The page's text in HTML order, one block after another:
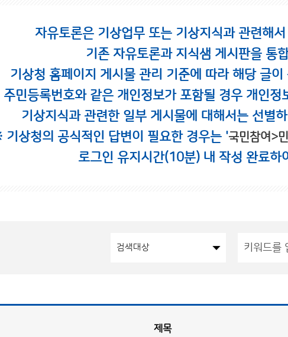
자유토론은 기상업무 또는 기상지식과 관련해
기존 자유토론과 지식샘 게시판을 통
기상청 홈페이지 게시물 관리 기준에 따라 해당 글
민등록번호와 같은 개인정보가 포함될 경우 개인
기상지식과 관련한 일부 게시물에 대해서는 선별
상청의 공식적인 답변이 필요한 경우는 '국민참여>
로그인 유지시간(10분) 내 작성 완료하
제목